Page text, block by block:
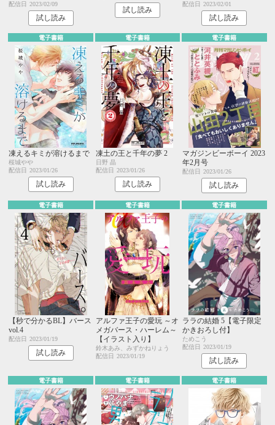
配信日
2023/02/09
試し読み
試し読み
配信日
2023/02/01
試し読み
電子書籍
凍えるキミが溶けるまで
桜城やや
配信日
2023/01/26
試し読み
電子書籍
凍土の王と千年の夢 2
日野 晶
配信日
2023/01/26
試し読み
電子書籍
マガジンビーボーイ 2023
年2月号
配信日 2023/01/26
試し読み
電子書籍
【秒で分かるBL】バース
vol.4
配信日 2023/01/19
試し読み
電子書籍
アルファ王子の愛玩 ～オ
メガバース・ハーレム～
【イラスト入り】
鈴木あみ、みずかねりょう
配信日
2023/01/19
電子書籍
ララの結婚 5【電子限定
かきおろし付】
ためこう
配信日
2023/01/19
試し読み
電子書籍 電子書籍 電子書籍